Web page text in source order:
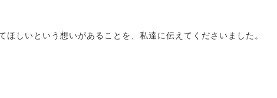
ほしいという想いがあることを、私達に伝えてくださいました。